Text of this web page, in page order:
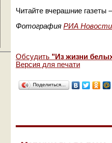
Читайте вчерашние газеты
Фотография РИА Новости
Обсудить "Из жизни
Версия для печати
Поделиться…